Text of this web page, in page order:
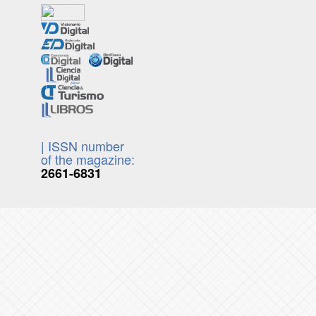
| ISSN number
of the magazine:
2661-6831